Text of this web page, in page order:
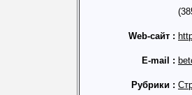
Web-сайт :
E-mail :
Рубрики :